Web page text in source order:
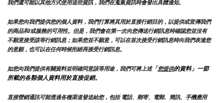
我們還可能以其他方式使用這些資訊，我們在蒐集資訊時會發出具體通知。
如果您向我們提供您的個人資料，我們打算將其用於直接行銷目的，以提供或宣傳我們
的商品和/或服務的可用性。但是，我們會在第一次向您傳送行銷訊息時確認您並沒有
不願意接受該等行銷訊息；如果您並不願意，可以在首次接受行銷訊息時向我們表達您
的意願，也可以在任何時候拒絕再接受行銷訊息。
如您向我們提供有關資料並明確同意該等用途，我們可將上述「您提供的資料」一節
所載的各類個人資料用於直接促銷。
直接營銷通訊可能透過各種渠道發送給您，包括 電話、郵寄、電郵、簡訊、手機應用